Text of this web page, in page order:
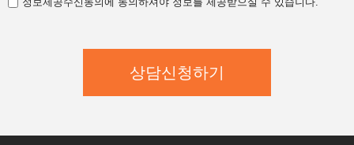
가.개인정보 수집,이용 목적
코세아항공승무원학원은 다음과 같은 방법으로 개인정보를 수집합
- 홈페이지 내 상담신청(입학문의, 상담신청)
- 과정문의에 대한 학과담당자들의 전화 및 이메일 상담
나.수집하는 개인정보의 항목